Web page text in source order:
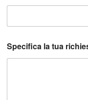
Specifica la tua